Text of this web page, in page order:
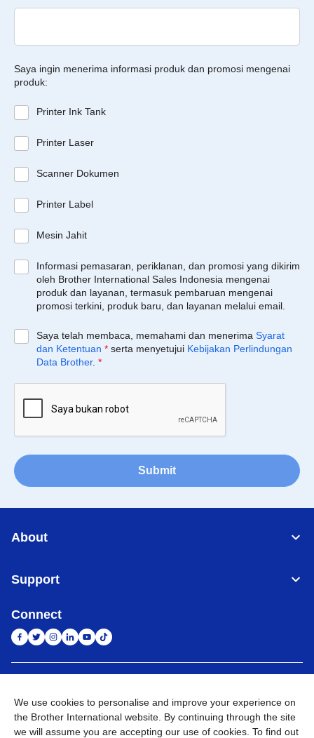
Saya ingin menerima informasi produk dan promosi mengenai
produk:
Printer Ink Tank
Printer Laser
Scanner Dokumen
Printer Label
Mesin Jahit
Informasi pemasaran, periklanan, dan promosi yang dikirim
oleh Brother International Sales Indonesia mengenai
produk dan layanan, termasuk pembaruan mengenai
promosi terkini, produk baru, dan layanan melalui email.
Saya telah membaca, memahami dan menerima Syarat
dan Ketentuan * serta menyetujui Kebijakan Perlindungan
Data Brother. *
Submit
About
Support
Connect
Privacy Policy Ketentuan Penggunaan Site Map Kunjungi Situs Global
We use cookies to personalise and improve your experience on
the Brother International website. By continuing through the site
we will assume you are accepting our use of cookies. To find out